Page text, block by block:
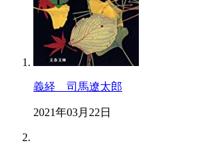
義経 司馬遼太郎
2021年03月22日